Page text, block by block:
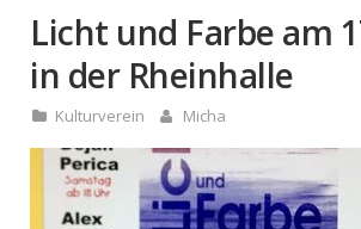
Licht und Farbe am
in der Rheinhalle
Kulturverein Micha